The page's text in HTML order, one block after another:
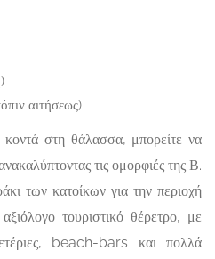
αιτήσεως)
κοντά στη θάλασσα, μπορείτε να
τις ομορφιές της Β.
των κατοίκων για την περιοχή
τουριστικό θέρετρο, με
beach-bars και πολλά